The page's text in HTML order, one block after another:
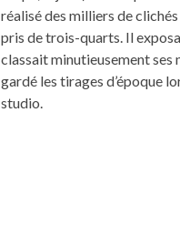
réalisé des milliers de
pris de trois-quarts. Il
classait minutieusement ses
gardé les tirages d’époque
studio.